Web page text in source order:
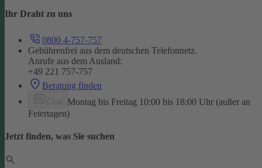
Ihr Draht zu uns
0800 4-757-757
Gebührenfrei aus dem deutschen Telefonnetz.
Anrufe aus dem Ausland:
+49 221 757-757
Beratung finden
Montag bis Freitag 10:00 bis 18:00 Uhr (außer an
Feiertagen)
Jetzt finden, was Sie suchen